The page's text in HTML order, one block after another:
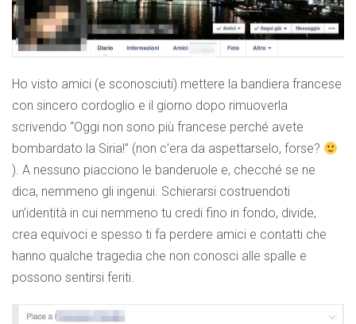
Ho visto amici (e sconosciuti) mettere la bandiera francese
con sincero cordoglio e il giorno dopo rimuoverla
scrivendo “Oggi non sono più francese perché avete
bombardato la Siria!” (non c’era da aspettarselo, forse?
). A nessuno piacciono le banderuole e, checché se ne
dica, nemmeno gli ingenui. Schierarsi costruendoti
un’identità in cui nemmeno tu credi fino in fondo, divide,
crea equivoci e spesso ti fa perdere amici e contatti che
hanno qualche tragedia che non conosci alle spalle e
possono sentirsi feriti.